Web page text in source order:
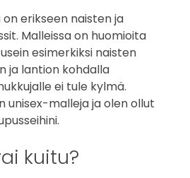
erikseen naisten ja
Malleissa on huomioita
esimerkiksi naisten
ja lantion kohdalla
ei tule kylmä.
unisex-malleja ja olen ollut
kuitu?